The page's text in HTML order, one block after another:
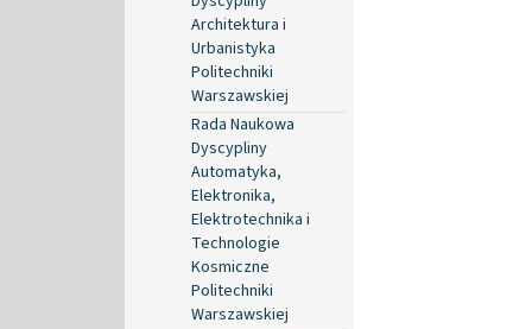
Architektura i
Urbanistyka
Politechniki
Warszawskiej
Rada Naukowa
Dyscypliny
Automatyka,
Elektronika,
Elektrotechnika i
Technologie
Kosmiczne
Politechniki
Warszawskiej